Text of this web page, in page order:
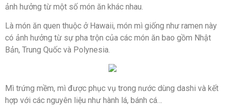
ảnh hưởng từ một số món ăn khác nhau.
Là món ăn quen thuộc ở Hawaii, món mì giống như ramen này
có ảnh hưởng từ sự pha trộn của các món ăn bao gồm Nhật
Bản, Trung Quốc và Polynesia.
Mì trứng mềm, mì được phục vụ trong nước dùng dashi và kết
hợp với các nguyên liệu như hành lá, bánh cá…